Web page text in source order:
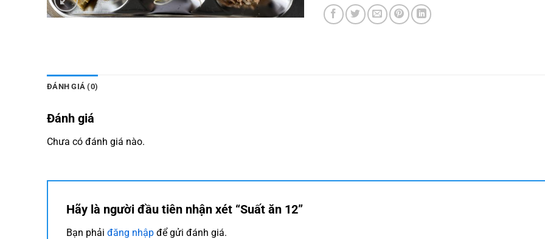
ĐÁNH GIÁ (0)
Đánh giá
Chưa có đánh giá nào.
Hãy là người đầu tiên nhận xét “Suất ăn 12”
Bạn phải đăng nhập để gửi đánh giá.